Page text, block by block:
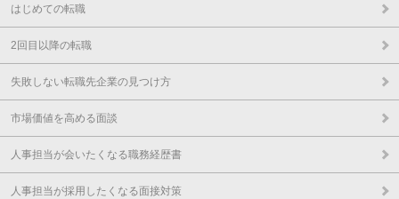
はじめての転職
2回目以降の転職
失敗しない転職先企業の見つけ方
市場価値を高める面談
人事担当が会いたくなる職務経歴書
人事担当が採用したくなる面接対策